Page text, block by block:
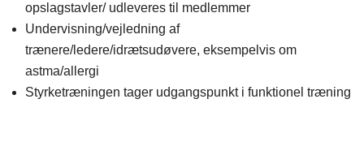
opslagstavler/ udleveres til medlemmer
Undervisning/vejledning af
trænere/ledere/idrætsudøvere, eksempelvis om
astma/allergi
Styrketræningen tager udgangspunkt i funktionel træning